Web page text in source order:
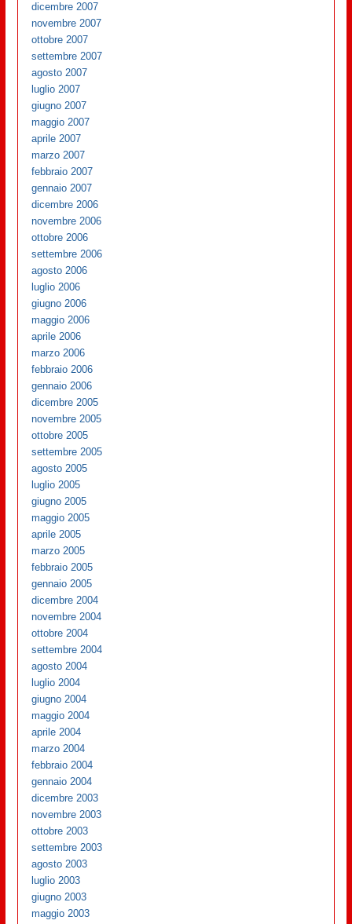
dicembre 2007
novembre 2007
ottobre 2007
settembre 2007
agosto 2007
luglio 2007
giugno 2007
maggio 2007
aprile 2007
marzo 2007
febbraio 2007
gennaio 2007
dicembre 2006
novembre 2006
ottobre 2006
settembre 2006
agosto 2006
luglio 2006
giugno 2006
maggio 2006
aprile 2006
marzo 2006
febbraio 2006
gennaio 2006
dicembre 2005
novembre 2005
ottobre 2005
settembre 2005
agosto 2005
luglio 2005
giugno 2005
maggio 2005
aprile 2005
marzo 2005
febbraio 2005
gennaio 2005
dicembre 2004
novembre 2004
ottobre 2004
settembre 2004
agosto 2004
luglio 2004
giugno 2004
maggio 2004
aprile 2004
marzo 2004
febbraio 2004
gennaio 2004
dicembre 2003
novembre 2003
ottobre 2003
settembre 2003
agosto 2003
luglio 2003
giugno 2003
maggio 2003